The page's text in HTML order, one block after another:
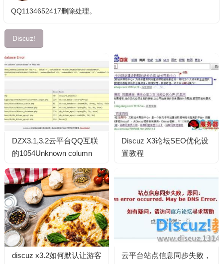
QQ1134652417删除处理。
Discuz!
DZX3.1,3.2云平台QQ互联
的1054Unknown column
决…
Discuz X3论坛SEO优化设
置教程
discuz x3.2如何默认让游客
云平台站点信息同步失败，